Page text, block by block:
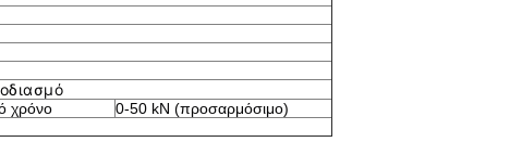
χρόνο
0-50 kN (προσαρμόσιμο)